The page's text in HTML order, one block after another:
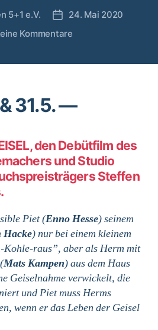
5+1 e.V. Beitragsdatum
24. Mai 2020
Kommentarezu
im
31.5. —
den Debütfilm des
und Studio
Steffen
Piet (Enno Hesse) seinem
) nur bei einem kleinem
raus”, aber als Herm mit
Mats Kampen) aus dem Haus
Geiselnahme verwickelt, die
und Piet muss Herms
wenn er das Leben der Geisel